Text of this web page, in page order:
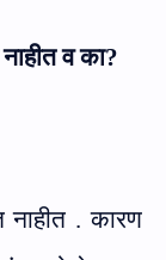
व का?
नाहीत . कारण